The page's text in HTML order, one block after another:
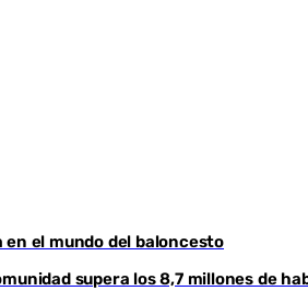
en el mundo del baloncesto
supera los 8,7 millones de